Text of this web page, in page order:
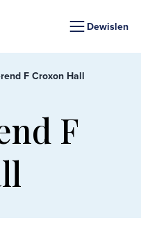
Dewislen
F Croxon Hall
F